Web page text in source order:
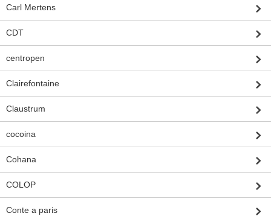
Carl Mertens
CDT
centropen
Clairefontaine
Claustrum
cocoina
Cohana
COLOP
Conte a paris